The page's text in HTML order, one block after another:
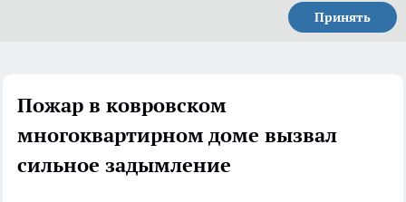
Принять
Пожар в ковровском
многоквартирном доме вызвал
сильное задымление